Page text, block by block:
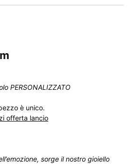
PERSONALIZZATO
è unico.
offerta lancio
sorge il nostro gioiello